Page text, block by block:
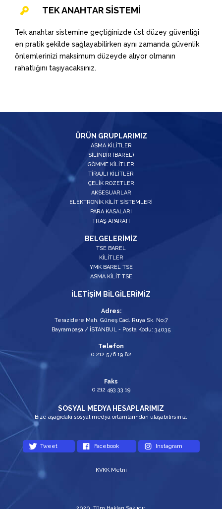
TEK ANAHTAR SİSTEMİ
Tek anahtar sistemine geçtiğinizde üst düzey güvenliği
en pratik şekilde sağlayabilirken aynı zamanda güvenlik
önlemlerinizi maksimum düzeyde alıyor olmanın
rahatlığını taşıyacaksınız.
ÜRÜN GRUPLARIMIZ
ASMA KİLİTLER
SİLİNDİR (BAREL)
GÖMME KİLİTLER
TİRAJLI KİLİTLER
ÇELİK ROZETLER
AKSESUARLAR
ELEKTRONİK KİLİT SİSTEMLERİ
PARA KASALARI
TRAŞ APARATI
BELGELERİMİZ
TSE BAREL
KİLİTLER
YMK BAREL TSE
ASMA KİLİT TSE
İLETİŞİM BİLGİLERİMİZ
Adres:
Terazidere Mah. Güneş Cad. Rüya Sk. No:7
Bayrampaşa / İSTANBUL - Posta Kodu: 34035
Telefon
0 212 576 19 82
Faks
0 212 493 33 19
SOSYAL MEDYA HESAPLARIMIZ
Bize aşağıdaki sosyal medya ortamlarından ulaşabilirsiniz.
Tweet Facebook Instagram
KVKK Metni